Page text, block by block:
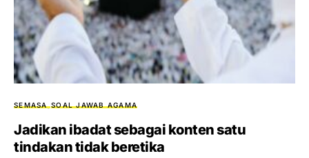
SEMASA SOAL JAWAB AGAMA
Jadikan ibadat sebagai konten satu
tindakan tidak beretika